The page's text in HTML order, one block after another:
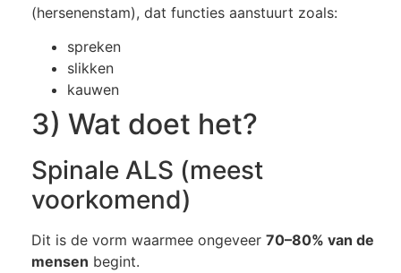
(hersenenstam), dat functies aanstuurt zoals:
spreken
slikken
kauwen
3) Wat doet het?
Spinale ALS (meest
voorkomend)
Dit is de vorm waarmee ongeveer 70–80% van de
mensen begint.